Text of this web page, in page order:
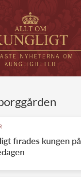
NYHETERNA OM
KUNGLIGHETER
UTLÄNDSKT
firades kungen på